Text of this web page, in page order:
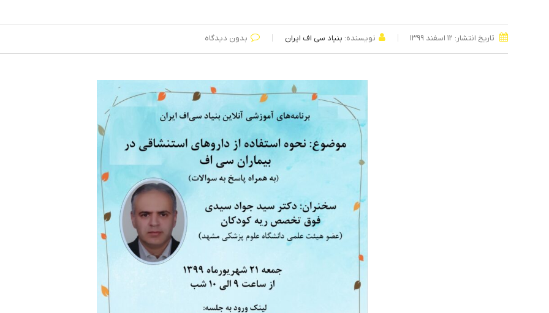
تاریخ انتشار: ۱۲ اسفند ۱۳۹۹ نویسنده: بنیاد سی اف ایران بدون دیدگاه